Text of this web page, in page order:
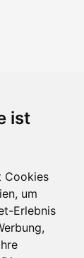
ist
Cookies
um
Erlebnis